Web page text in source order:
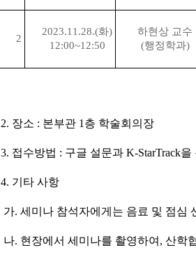
2
2023.11.28.(화)
12:00~12:50
하현상 교수
(행정학과)
2. 장소 : 본부관 1층 학술회의장
3. 접수방법 : 구글 설문과 K-StarTrack
4. 기타 사항
가. 세미나 참석자에게는 음료 및 점심
나. 현장에서 세미나를 촬영하여, 산학